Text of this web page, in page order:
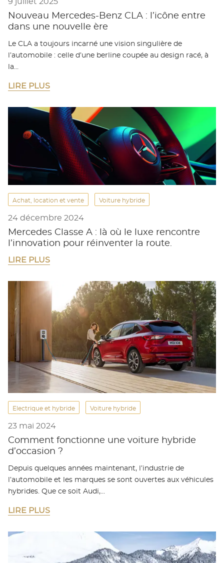
Nouveau Mercedes-Benz CLA : l’icône entre
dans une nouvelle ère
Le CLA a toujours incarné une vision singulière de
l’automobile : celle d’une berline coupée au design racé, à
la…
LIRE PLUS
Achat, location et vente Voiture hybride
24 décembre 2024
Mercedes Classe A : là où le luxe rencontre
l’innovation pour réinventer la route.
LIRE PLUS
Electrique et hybride Voiture hybride
23 mai 2024
Comment fonctionne une voiture hybride
d’occasion ?
Depuis quelques années maintenant, l’industrie de
l’automobile et les marques se sont ouvertes aux véhicules
hybrides. Que ce soit Audi,…
LIRE PLUS